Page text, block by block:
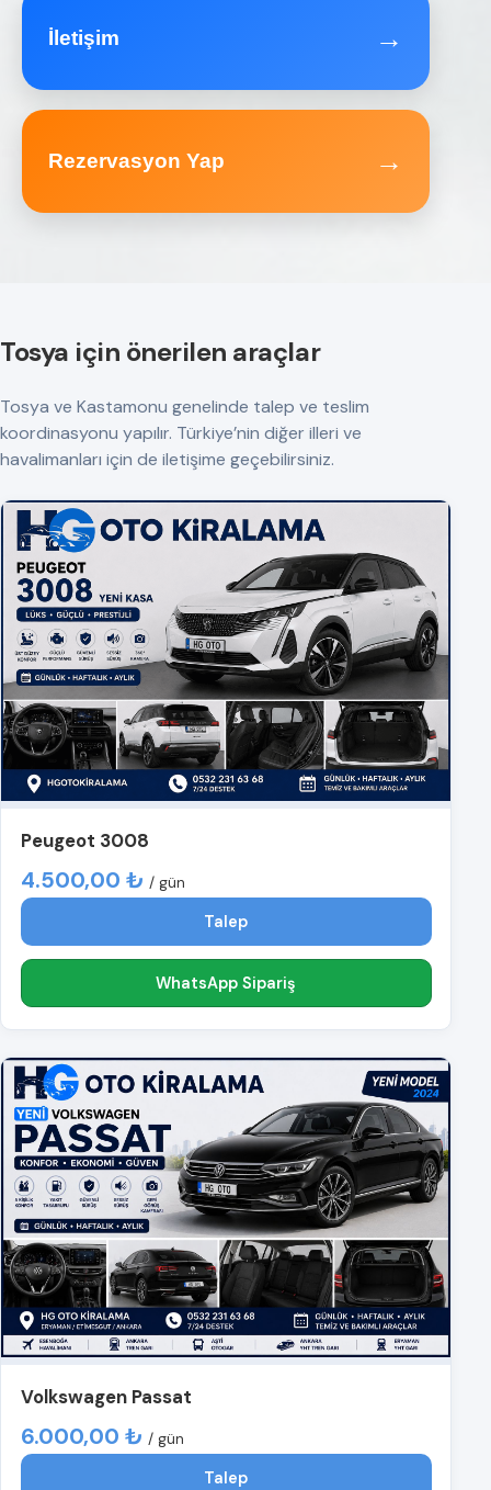
İletişim →
Rezervasyon Yap →
Tosya için önerilen araçlar
Tosya ve Kastamonu genelinde talep ve teslim
koordinasyonu yapılır. Türkiye’nin diğer illeri ve
havalimanları için de iletişime geçebilirsiniz.
Peugeot 3008
4.500,00 ₺ / gün
Talep
WhatsApp Sipariş
Volkswagen Passat
6.000,00 ₺ / gün
Talep